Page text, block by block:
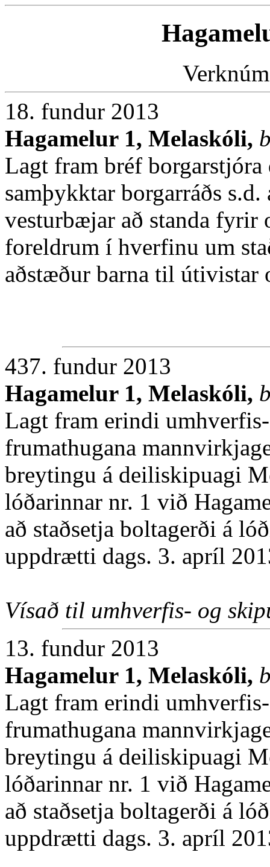
18. fundur 2013
Hagamelur 1, Melaskóli,
Lagt fram bréf borgarstjóra
samþykktar borgarráðs
vesturbæjar að standa fyrir
foreldrum í hverfinu um
aðstæður barna til útivistar
437. fundur 2013
Hagamelur 1, Melaskóli,
Lagt fram erindi
frumathugana
breytingu á deiliskipuagi
lóðarinnar nr. 1 við
að staðsetja boltagerði á
uppdrætti dags. 3. apríl
Vísað til umhverfis- og
13. fundur 2013
Hagamelur 1, Melaskóli,
Lagt fram erindi
frumathugana
breytingu á deiliskipuagi
lóðarinnar nr. 1 við
að staðsetja boltagerði á
uppdrætti dags. 3. apríl